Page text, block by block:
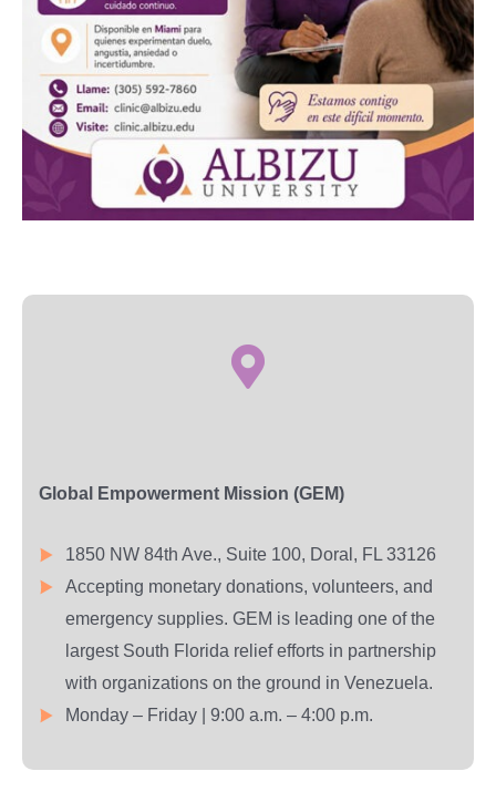
Global Empowerment Mission (GEM)
1850 NW 84th Ave., Suite 100, Doral, FL 33126
Accepting monetary donations, volunteers, and
emergency supplies. GEM is leading one of the
largest South Florida relief efforts in partnership
with organizations on the ground in Venezuela.
Monday – Friday | 9:00 a.m. – 4:00 p.m.